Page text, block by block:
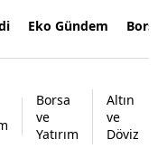
Eko Gündem
Borsa
ve
Yatırım
Altın
ve
Döviz